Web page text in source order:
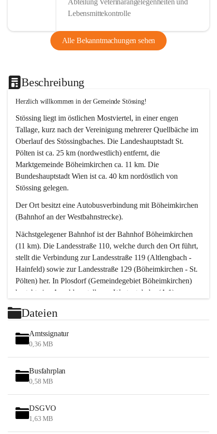
Abteilung Veterinärangelegenheiten und
Lebensmittekontrolle
Alle Bekanntmachungen sehen
Beschreibung
Herzlich willkommen in der Gemeinde Stössing!
Stössing liegt im östlichen Mostviertel, in einer engen
Tallage, kurz nach der Vereinigung mehrerer Quellbäche im
Oberlauf des Stössingbaches. Die Landeshauptstadt St.
Pölten ist ca. 25 km (nordwestlich) entfernt, die
Marktgemeinde Böheimkirchen ca. 11 km. Die
Bundeshauptstadt Wien ist ca. 40 km nordöstlich von
Stössing gelegen.
Der Ort besitzt eine Autobusverbindung mit Böheimkirchen
(Bahnhof an der Westbahnstrecke).
Nächstgelegener Bahnhof ist der Bahnhof Böheimkirchen
(11 km). Die Landesstraße 110, welche durch den Ort führt,
stellt die Verbindung zur Landesstraße 119 (Altlengbach -
Hainfeld) sowie zur Landesstraße 129 (Böheimkirchen - St.
Pölten) her. In Plosdorf (Gemeindegebiet Böheimkirchen)
besteht eine Anschlussstelle zur Westautobahn (A 1).
Wien erreicht man in ca. 45 Minuten.
Stössing zählt noch zum Naherholungsraum Wien sowie
zum Naherholungsraum St. Pölten. Viele Bauernhöfe hatten
„ihre Wiener“. Seit 1960 bauten viele Wiener
Wochenendhäuser im Gemeindegebiet. Wegen des
waldreichen Jagdgebietes haben viele Jagdpächter ihre
Das Wandern ist aus touristischer Sicht die bedeutendste
Tätigkeit. Das hügelige Gebiet mit Wanderwegen durch
Wiesen, Wälder und Obstkulturen lädt dazu ein. Gefördert
Dateien
Amtssignatur
0,36 MB
Busfahrplan
0,58 MB
DSGVO
1,63 MB